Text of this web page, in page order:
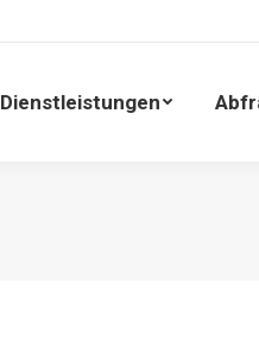
Dienstleistungen
Dienstleistungen